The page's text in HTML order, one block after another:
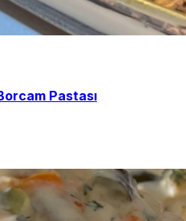
Pastası